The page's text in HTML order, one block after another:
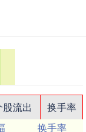
股流出
换手率
换手率